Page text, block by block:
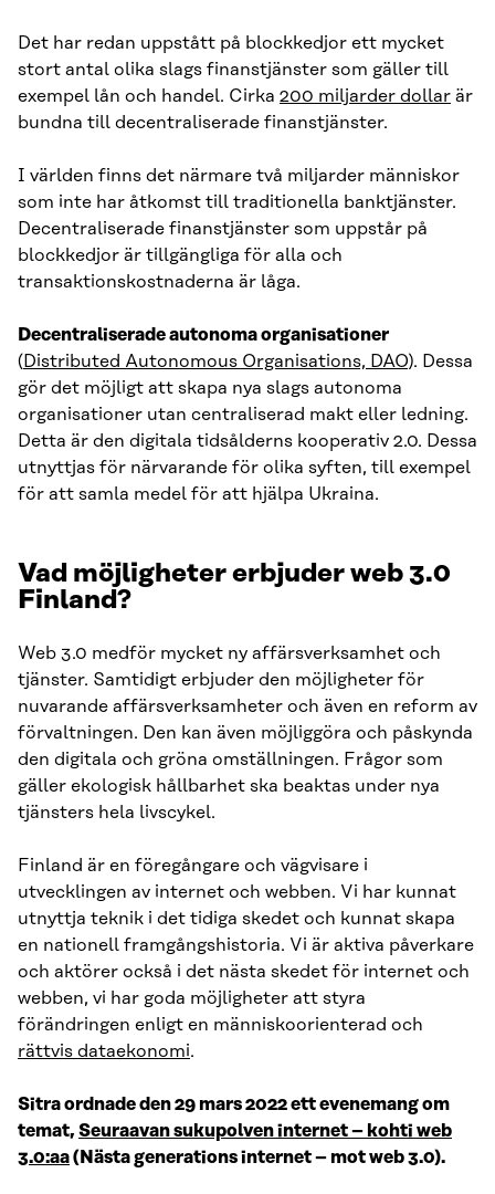
Det har redan uppstått på blockkedjor ett mycket
stort antal olika slags finanstjänster som gäller till
exempel lån och handel. Cirka 200 miljarder dollar är
bundna till decentraliserade finanstjänster.
I världen finns det närmare två miljarder människor
som inte har åtkomst till traditionella banktjänster.
Decentraliserade finanstjänster som uppstår på
blockkedjor är tillgängliga för alla och
transaktionskostnaderna är låga.
Decentraliserade autonoma organisationer
(Distributed Autonomous Organisations, DAO). Dessa
gör det möjligt att skapa nya slags autonoma
organisationer utan centraliserad makt eller ledning.
Detta är den digitala tidsålderns kooperativ 2.0. Dessa
utnyttjas för närvarande för olika syften, till exempel
för att samla medel för att hjälpa Ukraina.
Vad möjligheter erbjuder web 3.0
Finland?
Web 3.0 medför mycket ny affärsverksamhet och
tjänster. Samtidigt erbjuder den möjligheter för
nuvarande affärsverksamheter och även en reform av
förvaltningen. Den kan även möjliggöra och påskynda
den digitala och gröna omställningen. Frågor som
gäller ekologisk hållbarhet ska beaktas under nya
tjänsters hela livscykel.
Finland är en föregångare och vägvisare i
utvecklingen av internet och webben. Vi har kunnat
utnyttja teknik i det tidiga skedet och kunnat skapa
en nationell framgångshistoria. Vi är aktiva påverkare
och aktörer också i det nästa skedet för internet och
webben, vi har goda möjligheter att styra
förändringen enligt en människoorienterad och
rättvis dataekonomi.
Sitra ordnade den 29 mars 2022 ett evenemang om
temat, Seuraavan sukupolven internet – kohti web
3.0:aa(Nästa generations internet – mot web 3.0).